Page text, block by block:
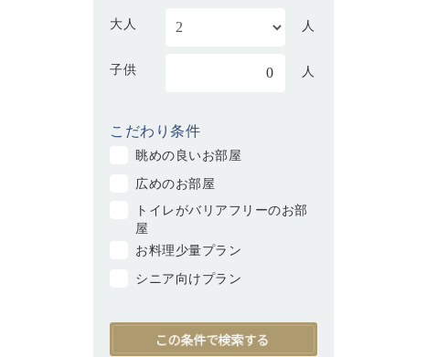
大人 人
子供 0 人
こだわり条件
眺めの良いお部屋
広めのお部屋
トイレがバリアフリーのお部
屋
お料理少量プラン
シニア向けプラン